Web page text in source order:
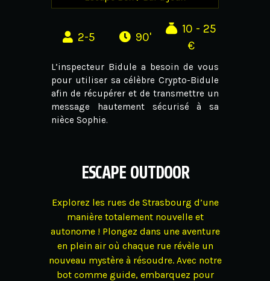
2-5 90'
10 - 25
€
L’inspecteur Bidule a besoin de vous
pour utiliser sa célèbre Crypto-Bidule
afin de récupérer et de transmettre un
message hautement sécurisé à sa
nièce Sophie.
ESCAPE OUTDOOR
Explorez les rues de Strasbourg d’une
manière totalement nouvelle et
autonome ! Plongez dans une aventure
en plein air où chaque rue révèle un
nouveau mystère à résoudre. Avec notre
bot comme guide, embarquez pour